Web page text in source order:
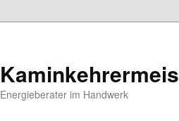
Energieberater im Handwerk